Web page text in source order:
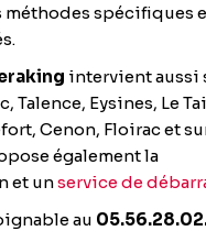
méthodes spécifiques
intervient aussi
Talence, Eysines, Le
Cenon, Floirac et
également la
et unservice de
au